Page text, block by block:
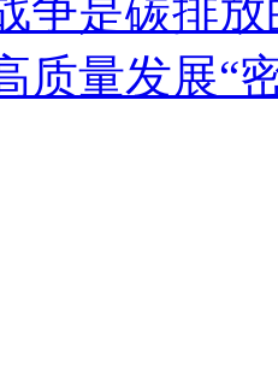
争是碳排
质量发展“